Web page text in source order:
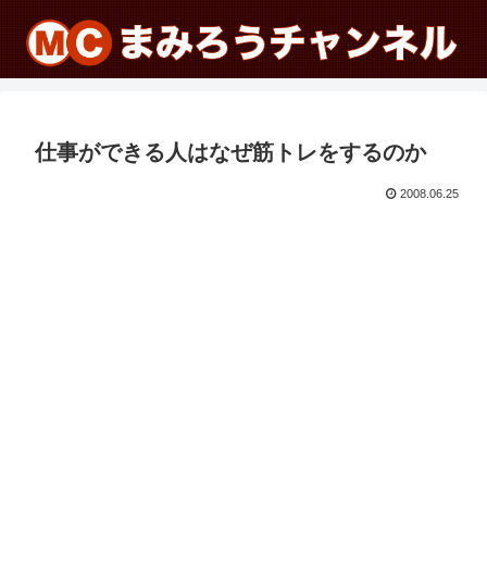
仕事ができる人はなぜ筋トレをするのか
2008.06.25